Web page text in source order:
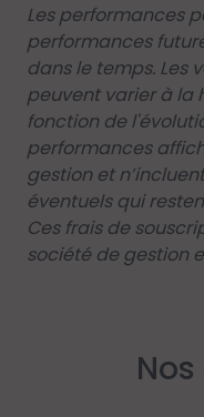
Les performances
performances
dans le temps. Les
peuvent varier à la
fonction de
performances
gestion et
éventuels qui
Ces frais de
société de gestion